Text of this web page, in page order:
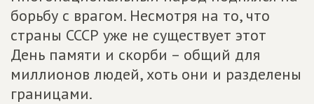
борьбу с врагом. Несмотря на то, что
страны СССР уже не существует этот
День памяти и скорби – общий для
миллионов людей, хоть они и разделены
границами.